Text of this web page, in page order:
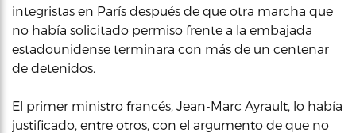
integristas en París después de que otra marcha que
no había solicitado permiso frente a la embajada
estadounidense terminara con más de un centenar
de detenidos.
El primer ministro francés, Jean-Marc Ayrault, lo había
justificado, entre otros, con el argumento de que no